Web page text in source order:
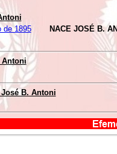
de 1895 NACE JOSÉ B.
Antoni
B. Antoni